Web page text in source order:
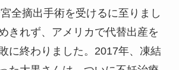
全摘出手術を受けるに至りまし
きれず、アメリカで代替出産を
に終わりました。2017年、凍結